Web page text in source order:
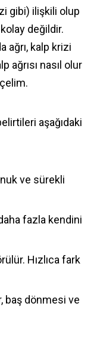
gibi) ilişkili olup
değildir.
ağrı, kalp krizi
ağrısı nasıl olur
aşağıdaki
ve sürekli
fazla kendini
Hızlıca fark
baş dönmesi ve